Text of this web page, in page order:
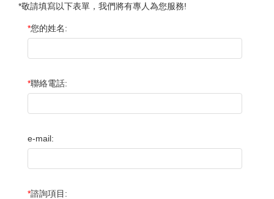
*敬請填寫以下表單，我們將有專人為您服務!
*您的姓名:
*聯絡電話:
e-mail:
*諮詢項目: